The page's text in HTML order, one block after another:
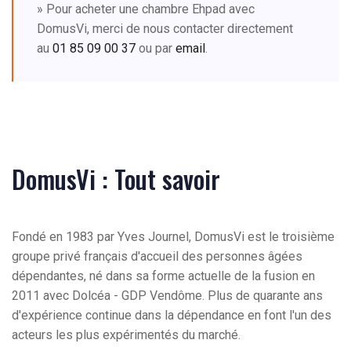
» Pour acheter une chambre Ehpad avec
DomusVi, merci de nous contacter directement
au 01 85 09 00 37 ou par email
DomusVi : Tout savoir
Fondé en 1983 par Yves Journel, DomusVi est le troisième
groupe privé français d'accueil des personnes âgées
dépendantes, né dans sa forme actuelle de la fusion en
2011 avec Dolcéa - GDP Vendôme. Plus de quarante ans
d'expérience continue dans la dépendance en font l'un des
acteurs les plus expérimentés du marché.